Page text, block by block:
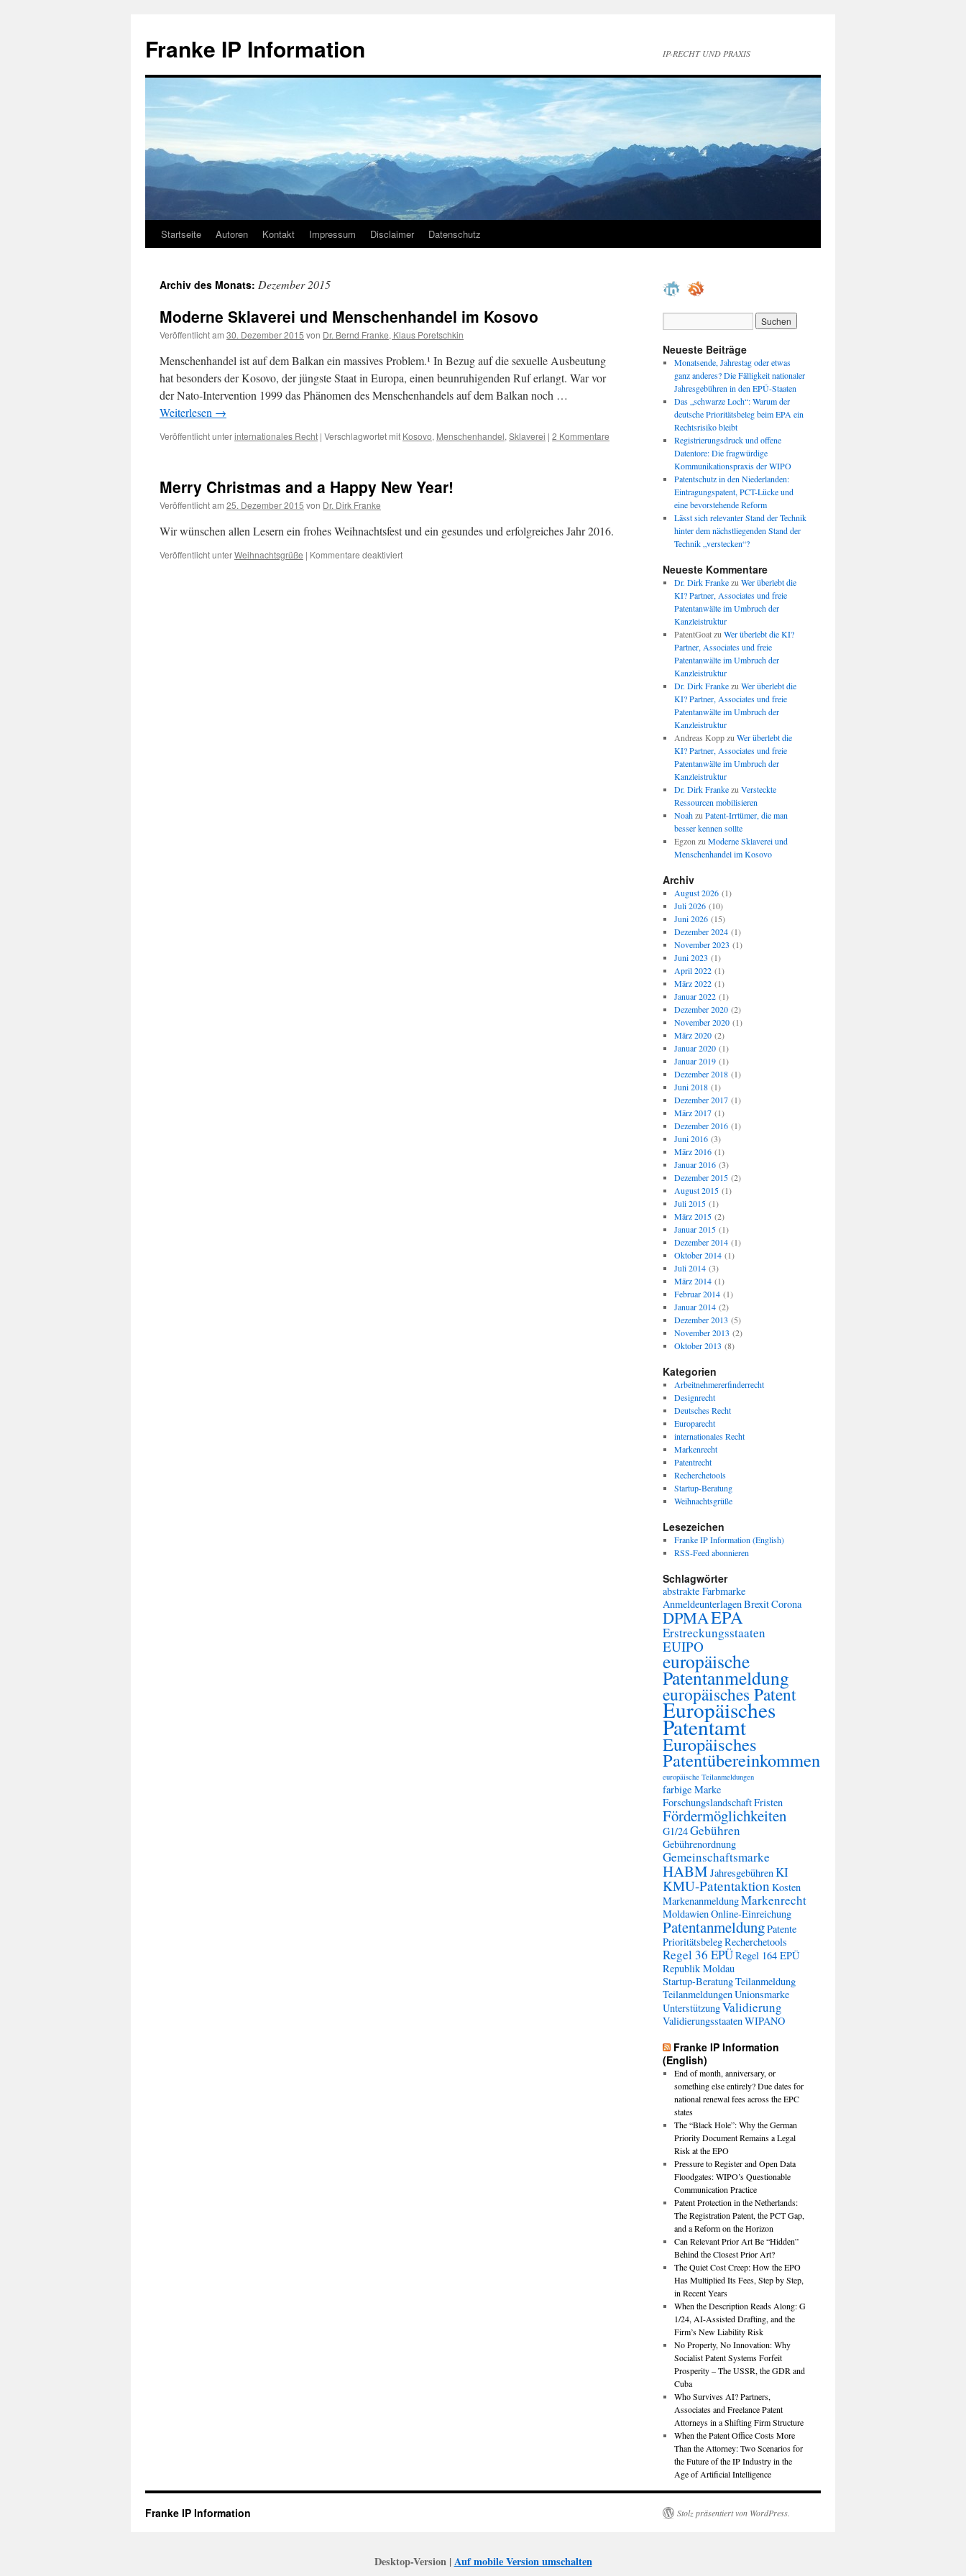
springen
Franke IP Information IP-RECHT UND PRAXIS
Startseite Autoren Kontakt Impressum Disclaimer Datenschutz
Archiv des Monats: Dezember 2015
Moderne Sklaverei und Menschenhandel im Kosovo
Veröffentlicht am 30. Dezember 2015 von Dr. Bernd Franke, Klaus Poretschkin
Menschenhandel ist auf dem Balkan ein massives Problem.¹ In Bezug auf die sexuelle Ausbeutung
hat besonders der Kosovo, der jüngste Staat in Europa, einen beunruhigenden Ruf erlangt. War vor
der Nato-Intervention 1999 das Phänomen des Menschenhandels auf dem Balkan noch …
Weiterlesen →
Veröffentlicht unterinternationales Recht | Verschlagwortet mit Kosovo, Menschenhandel, Sklaverei | 2 Kommentare
Merry Christmas and a Happy New Year!
Veröffentlicht am 25. Dezember 2015 von Dr. Dirk Franke
Wir wünschen allen Lesern ein frohes Weihnachtsfest und ein gesundes und erfolgreiches Jahr 2016.
Veröffentlicht unterWeihnachtsgrüße | Kommentare deaktiviertfür
Neueste Beiträge
Monatsende, Jahrestag oder etwas
ganz anderes? Die Fälligkeit nationaler
Jahresgebühren in den EPÜ-Staaten
Das „schwarze Loch“: Warum der
deutsche Prioritätsbeleg beim EPA ein
Rechtsrisiko bleibt
Registrierungsdruck und offene
Datentore: Die fragwürdige
Kommunikationspraxis der WIPO
Patentschutz in den Niederlanden:
Eintragungspatent, PCT-Lücke und
eine bevorstehende Reform
Lässt sich relevanter Stand der Technik
hinter dem nächstliegenden Stand der
Technik „verstecken“?
Neueste Kommentare
Dr. Dirk Frankezu Wer überlebt die
KI? Partner, Associates und freie
Patentanwälte im Umbruch der
Kanzleistruktur
PatentGoatzu Wer überlebt die KI?
Partner, Associates und freie
Patentanwälte im Umbruch der
Kanzleistruktur
Dr. Dirk Frankezu Wer überlebt die
KI? Partner, Associates und freie
Patentanwälte im Umbruch der
Kanzleistruktur
Andreas Koppzu Wer überlebt die
KI? Partner, Associates und freie
Patentanwälte im Umbruch der
Kanzleistruktur
Dr. Dirk Frankezu Versteckte
Ressourcen mobilisieren
Noahzu Patent-Irrtümer, die man
besser kennen sollte
Egzon zu Moderne Sklaverei und
Menschenhandel im Kosovo
Archiv
August 2026(1)
Juli 2026(10)
Juni 2026(15)
Dezember 2024(1)
November 2023 (1)
Juni 2023 (1)
April 2022(1)
März 2022(1)
Januar 2022(1)
Dezember 2020(2)
November 2020(1)
März 2020(2)
Januar 2020(1)
Januar 2019(1)
Dezember 2018(1)
Juni 2018(1)
Dezember 2017(1)
März 2017(1)
Dezember 2016(1)
Juni 2016(3)
März 2016(1)
Januar 2016(3)
Dezember 2015(2)
August 2015(1)
Juli 2015(1)
März 2015(2)
Januar 2015(1)
Dezember 2014(1)
Oktober 2014(1)
Juli 2014(3)
März 2014(1)
Februar 2014(1)
Januar 2014(2)
Dezember 2013 (5)
November 2013 (2)
Oktober 2013 (8)
Kategorien
Arbeitnehmererfinderrecht
Designrecht
Deutsches Recht
Europarecht
internationales Recht
Markenrecht
Patentrecht
Recherchetools
Startup-Beratung
Weihnachtsgrüße
Lesezeichen
Franke IP Information (English)
RSS-Feed abonnieren
Schlagwörter
abstrakte Farbmarke
AnmeldeunterlagenBrexitCorona
DPMAEPA
Erstreckungsstaaten
EUIPO
europäische
Patentanmeldung
europäisches Patent
Europäisches
Patentamt
Europäisches
Patentübereinkommen
europäische Teilanmeldungen
farbige Marke
ForschungslandschaftFristen
Fördermöglichkeiten
G1/24Gebühren
Gebührenordnung
Gemeinschaftsmarke
HABM JahresgebührenKI
KMU-Patentaktion Kosten
MarkenanmeldungMarkenrecht
MoldawienOnline-Einreichung
PatentanmeldungPatente
PrioritätsbelegRecherchetools
Regel 36 EPÜRegel 164 EPÜ
Republik Moldau
Startup-BeratungTeilanmeldung
TeilanmeldungenUnionsmarke
UnterstützungValidierung
ValidierungsstaatenWIPANO
Franke IP Information
(English)
End of month, anniversary, or
something else entirely? Due dates for
national renewal fees across the EPC
states
The “Black Hole”: Why the German
Priority Document Remains a Legal
Risk at the EPO
Pressure to Register and Open Data
Floodgates: WIPO’s Questionable
Communication Practice
Patent Protection in the Netherlands:
The Registration Patent, the PCT Gap,
and a Reform on the Horizon
Can Relevant Prior Art Be “Hidden”
Behind the Closest Prior Art?
The Quiet Cost Creep: How the EPO
Has Multiplied Its Fees, Step by Step,
in Recent Years
When the Description Reads Along: G
1/24, AI-Assisted Drafting, and the
Firm’s New Liability Risk
No Property, No Innovation: Why
Socialist Patent Systems Forfeit
Prosperity – The USSR, the GDR and
Cuba
Who Survives AI? Partners,
Associates and Freelance Patent
Attorneys in a Shifting Firm Structure
When the Patent Office Costs More
Than the Attorney: Two Scenarios for
the Future of the IP Industry in the
Age of Artificial Intelligence
Franke IP Information Stolz präsentiert von WordPress.
Desktop-Version |Auf mobile Version umschalten